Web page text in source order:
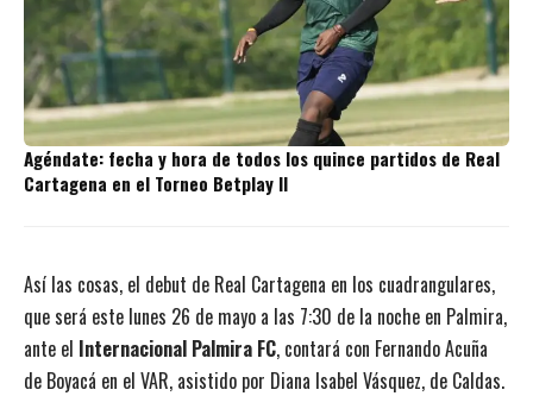
Agéndate: fecha y hora de todos los quince partidos de Real
Cartagena en el Torneo Betplay II
Así las cosas, el debut de Real Cartagena en los cuadrangulares,
que será este lunes 26 de mayo a las 7:30 de la noche en Palmira,
ante el Internacional Palmira FC, contará con Fernando Acuña
de Boyacá en el VAR, asistido por Diana Isabel Vásquez, de Caldas.